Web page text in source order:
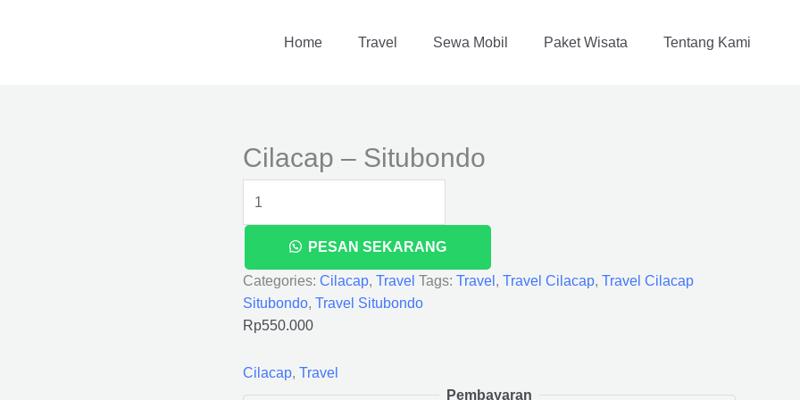
Home Travel Sewa Mobil Paket Wisata Tentang Kami
Cilacap – Situbondo
PESAN SEKARANG
Categories: Cilacap, Travel Tags: Travel , Travel Cilacap, Travel Cilacap
Situbondo, Travel Situbondo
Rp550.000
Cilacap, Travel
Pembayaran